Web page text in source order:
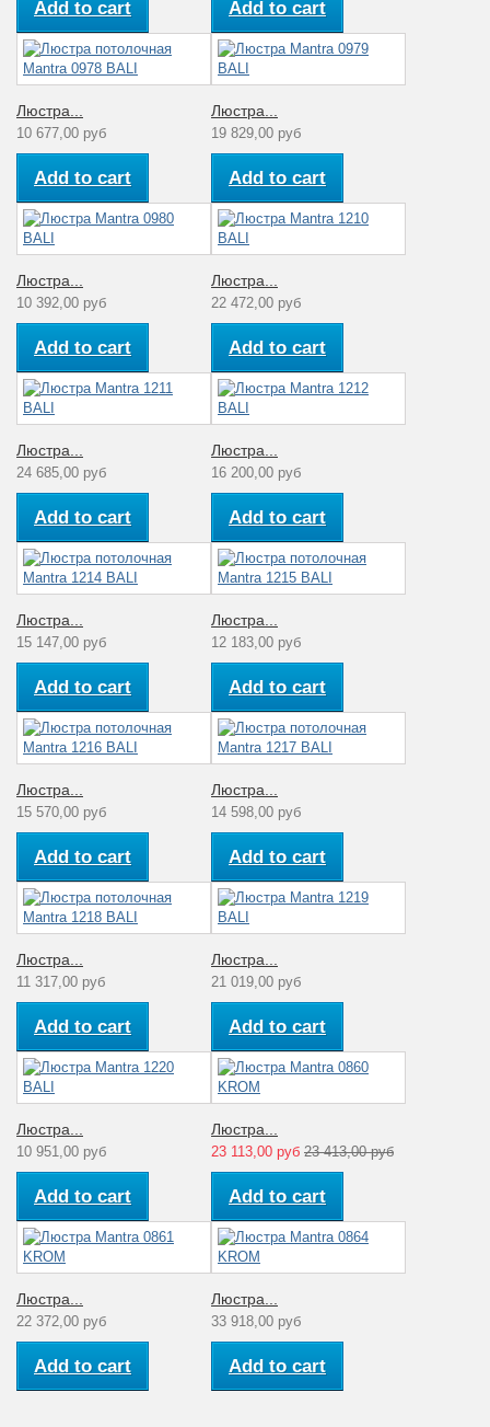
Add to cart Add to cart
Люстра...
10 677,00 руб
Add to cart
Люстра...
19 829,00 руб
Add to cart
Люстра...
10 392,00 руб
Add to cart
Люстра...
22 472,00 руб
Add to cart
Люстра...
24 685,00 руб
Add to cart
Люстра...
16 200,00 руб
Add to cart
Люстра...
15 147,00 руб
Add to cart
Люстра...
12 183,00 руб
Add to cart
Люстра...
15 570,00 руб
Add to cart
Люстра...
14 598,00 руб
Add to cart
Люстра...
11 317,00 руб
Add to cart
Люстра...
21 019,00 руб
Add to cart
Люстра...
10 951,00 руб
Add to cart
Люстра...
23 113,00 руб 23 413,00 руб
Add to cart
Люстра...
22 372,00 руб
Add to cart
Люстра...
33 918,00 руб
Add to cart